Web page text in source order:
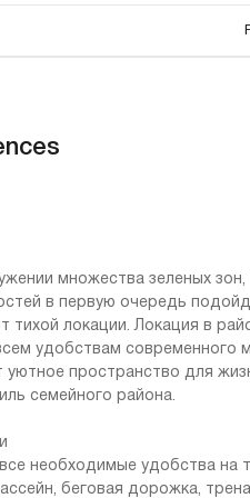
множества зеленых
в первую очередь
тихой локации. Локация в
удобствам современного
уютное пространство для
семейного района.
необходимые удобства на
беговая дорожка,